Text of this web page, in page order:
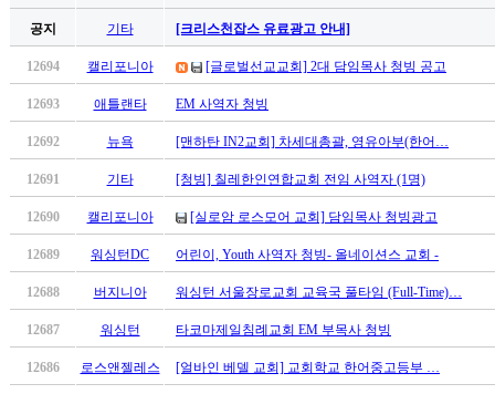
넷
minky
합
체
안
브
국
주
야
공지 기타 [크리스천잡스 유료광고 안내]
12694 캘리포니아 [글로벌선교교회] 2대 담임목사 청빙 공고
12693 애틀랜타 EM 사역자 청빙
12692 뉴욕 [맨하탄 IN2교회] 차세대총괄, 영유아부(한어…
12691 기타 [청빙] 칠레한인연합교회 전임 사역자 (1명)
12690 캘리포니아 [실로암 로스모어 교회] 담임목사 청빙광고
12689 워싱턴DC 어린이, Youth 사역자 청빙- 올네이션스 교회 -
12688 버지니아 워싱턴 서울장로교회 교육국 풀타임 (Full-Time)…
12687 워싱턴 타코마제일침례교회 EM 부목사 청빙
12686 로스앤젤레스 [얼바인 베델 교회] 교회학교 한어중고등부 …